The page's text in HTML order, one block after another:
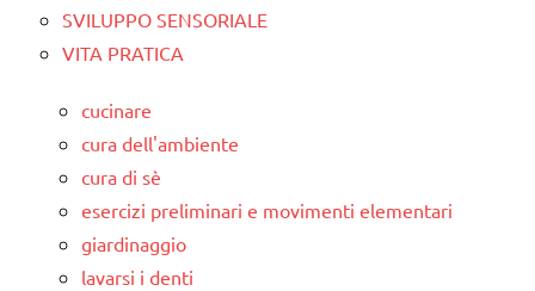
SVILUPPO SENSORIALE
VITA PRATICA
cucinare
cura dell'ambiente
cura di sè
esercizi preliminari e movimenti elementari
giardinaggio
lavarsi i denti